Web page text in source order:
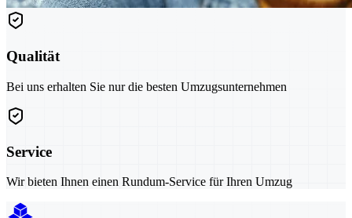
Qualität
Bei uns erhalten Sie nur die besten Umzugsunternehmen
Service
Wir bieten Ihnen einen Rundum-Service für Ihren Umzug